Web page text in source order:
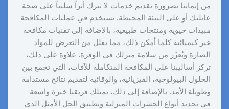
من إيماننا بضرورة تقديم خدمات لا تترك أثراً سلبياً على صحة
عائلتك أو على البيئة المحيطة. نستخدم في عمليات المكافحة
مبيدات حيوية ومنتجات طبيعية، بالإضافة إلى تقنيات مكافحة
غير كيميائية كلما أمكن ذلك، مما يقلل من التعرض للمواد
الضارة ويُعزّز من سلامة منزلك في الوفرة. علاوة على ذلك،
تركز أساليبنا على المكافحة المتكاملة للآفات، التي تجمع بين
الحلول البيولوجية، الفيزيائية، والوقائية لتقديم نتائج مستدامة
وطويلة الأمد. بالإضافة إلى ذلك، يمتلك فريقنا خبرة واسعة
في تحديد أنواع الحشرات المنزلية وتطبيق الحل الأمثل الذي